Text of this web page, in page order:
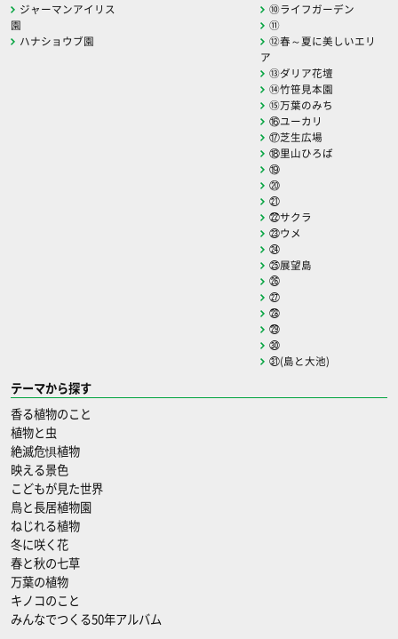
ジャーマンアイリス
園
ハナショウブ園
⑩ライフガーデン
⑪
⑫春～夏に美しいエリ
ア
⑬ダリア花壇
⑭竹笹見本園
⑮万葉のみち
⑯ユーカリ
⑰芝生広場
⑱里山ひろば
⑲
⑳
㉑
㉒サクラ
㉓ウメ
㉔
㉕展望島
㉖
㉗
㉘
㉙
㉚
㉛(島と大池)
テーマから探す
香る植物のこと
植物と虫
絶滅危惧植物
映える景色
こどもが見た世界
鳥と長居植物園
ねじれる植物
冬に咲く花
春と秋の七草
万葉の植物
キノコのこと
みんなでつくる50年アルバム